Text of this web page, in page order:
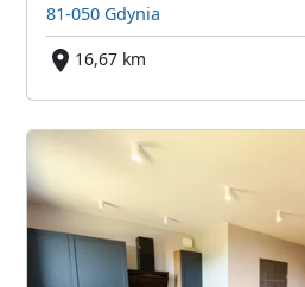
81-050 Gdynia
16,67 km